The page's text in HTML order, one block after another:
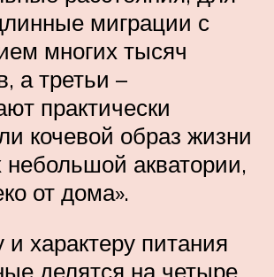
миграции с
многих тысяч
а третьи –
практически
кочевой образ жизни
небольшой акватории,
от дома».
и характеру питания
делятся на четыре